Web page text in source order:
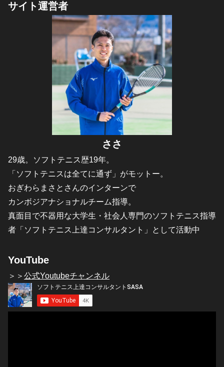
サイト運営者
ささ
29歳。ソフトテニス歴19年。
「ソフトテニスは全てに通ず」がモットー。
おぎわらまさとさんのインターンで
カンボジアナショナルチーム指導。
真面目で不器用な大学生・社会人専門のソフトテニス指導
者「ソフトテニス上達コンサルタント」として活動中
YouTube
＞＞ 公式Youtubeチャンネル